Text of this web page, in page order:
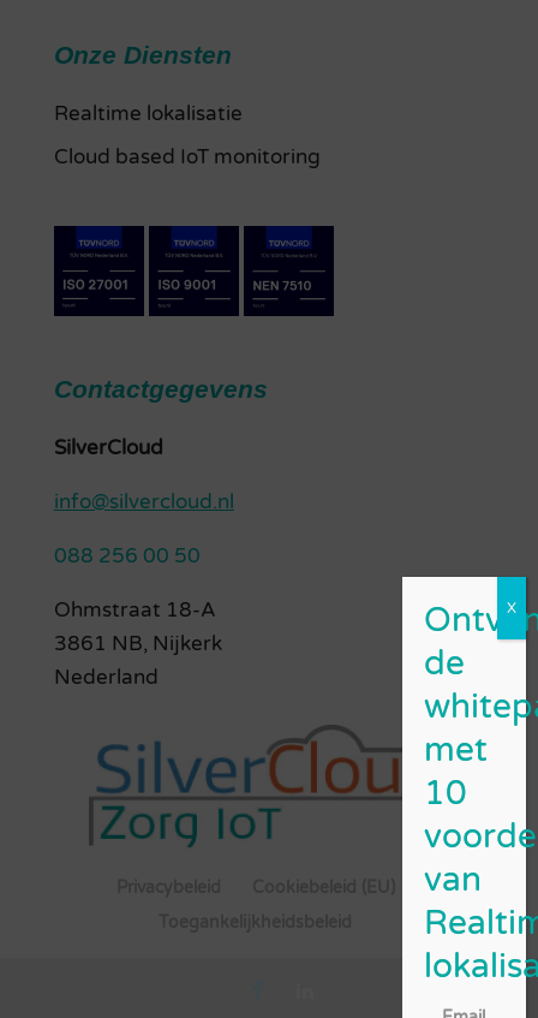
Onze Diensten
Realtime lokalisatie
Cloud based IoT monitoring
Contactgegevens
SilverCloud
info@silvercloud.nl
088 256 00 50
Ohmstraat 18-A
3861 NB, Nijkerk
Nederland